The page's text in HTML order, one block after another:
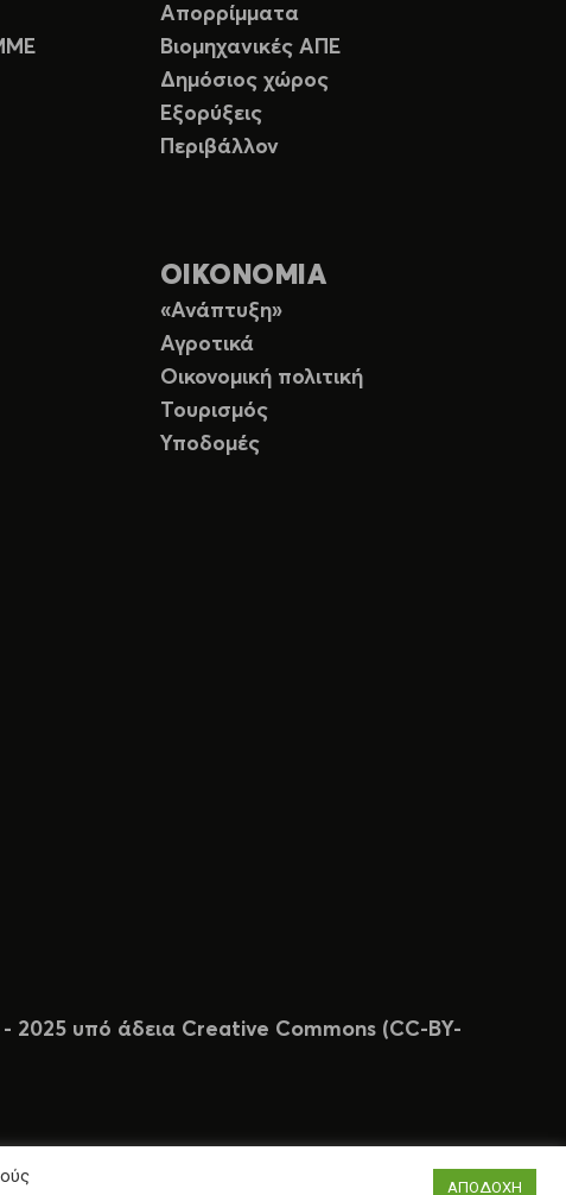
Απορρίμματα
Βιομηχανικές ΑΠΕ
Δημόσιος χώρος
Εξορύξεις
Περιβάλλον
ΟΙΚΟΝΟΜΙΑ
«Ανάπτυξη»
Αγροτικά
Οικονομική πολιτική
Τουρισμός
Υποδομές
2025 υπό άδεια Creative Commons (CC-BY-
ΑΠΟΔΟΧΗ